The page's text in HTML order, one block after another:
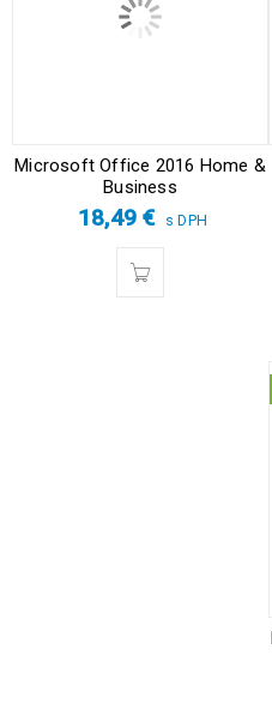
Microsoft Office 2016 Home &
Business
18,49€ s DPH